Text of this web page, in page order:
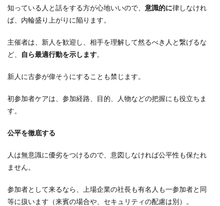
知っている人と話をする方が心地いいので、 意識的に律しなけれ
ば、内輪盛り上がりに陥ります。
主催者は、新人を歓迎し、相手を理解して然るべき人と繋げるな
ど、
自ら最適行動を示します。
新人に古参が偉そうにすることも禁じます。
初参加者ケアは、参加経路、目的、人物などの把握にも役立ちま
す。
公平を徹底する
人は無意識に優劣をつけるので、意図しなければ公平性も保たれ
ません。
参加者として来るなら、上場企業の社長も有名人も一参加者と同
等に扱います（来賓の場合や、セキュリティの配慮は別）。